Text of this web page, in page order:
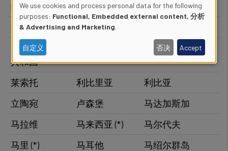
​约旦
哈萨克斯坦
​肯尼亚
基里巴斯
​科威特
老挝人民民主
共和国
​黎巴嫩
莱索托 利比里亚
利比亚
立陶宛
卢森堡
​马达加斯加
马拉维
马来西亚 (*)
马尔代夫
​马里 (*)
马耳他
马绍尔群岛
Use
of
personal
data
and
cookies
We use cookies and process personal data for the following
purposes: Functional, Embedded external content, 分析
& Advertising and Marketing.
自定义 否决 Accept